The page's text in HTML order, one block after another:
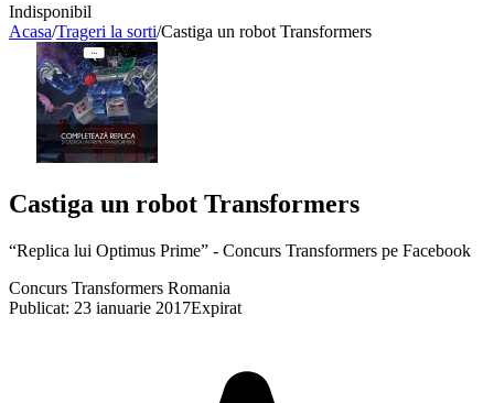
Indisponibil
Acasa/Trageri la sorti/Castiga un robot Transformers
Castiga un robot Transformers
“Replica lui Optimus Prime” - Concurs Transformers pe Facebook
Concurs Transformers Romania
Publicat: 23 ianuarie 2017Expirat